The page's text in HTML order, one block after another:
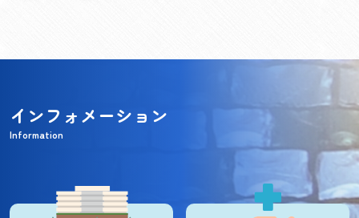
インフォメーション
Information